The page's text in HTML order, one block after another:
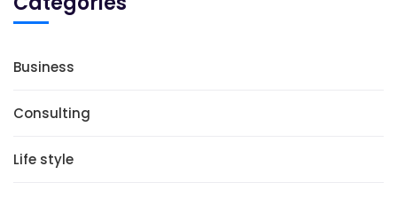
Business
Consulting
Life style